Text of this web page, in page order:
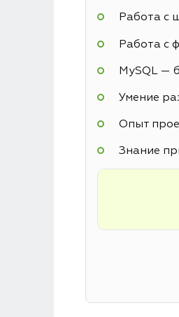
Работа с
Работа с
MySQL —
Умение
Опыт
Знание